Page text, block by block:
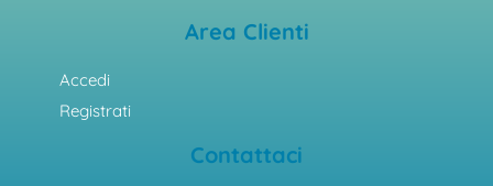
Area Clienti
Accedi
Registrati
Contattaci